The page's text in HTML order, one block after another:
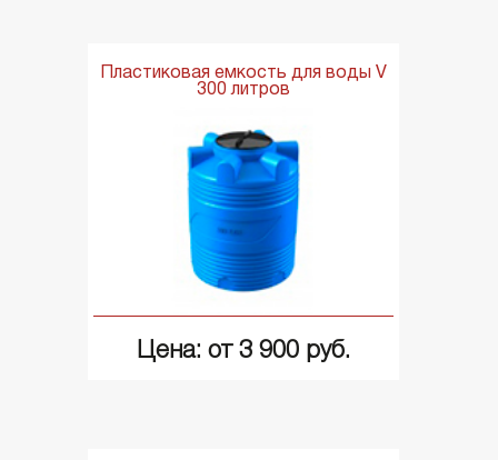
Пластиковая емкость для воды V
300 литров
Цена: от 3 900 руб.